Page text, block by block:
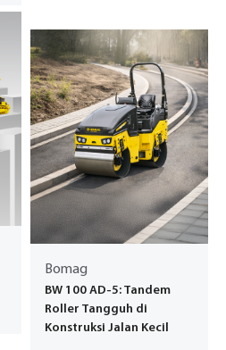
Bomag
BW 100 AD-5: Tandem
Roller Tangguh di
Konstruksi Jalan Kecil